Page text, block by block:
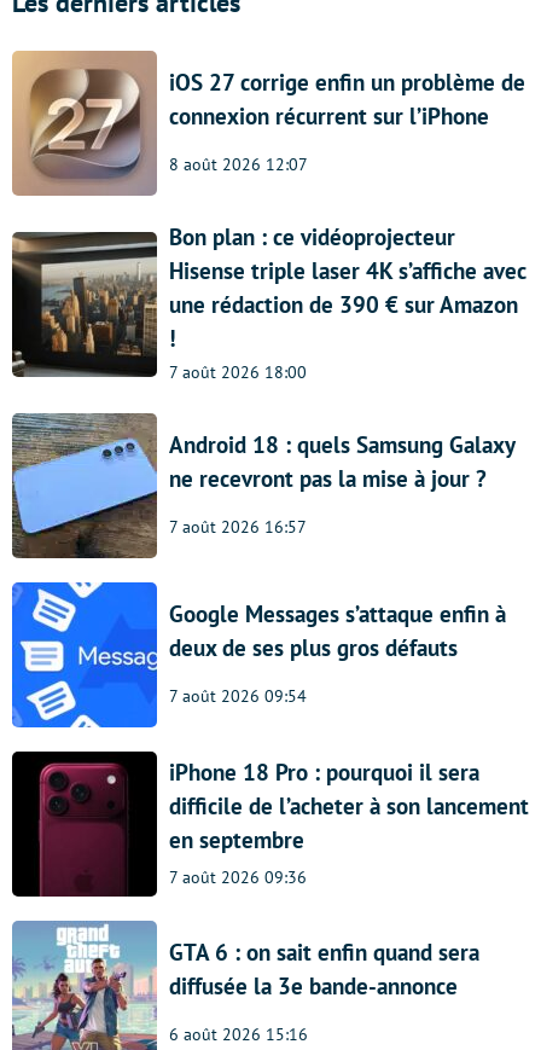
iOS 27 corrige enfin un problème de
connexion récurrent sur l’iPhone
8 août 2026 12:07
Bon plan : ce vidéoprojecteur
Hisense triple laser 4K s’affiche avec
une rédaction de 390 € sur Amazon
!
7 août 2026 18:00
Android 18 : quels Samsung Galaxy
ne recevront pas la mise à jour ?
7 août 2026 16:57
Google Messages s’attaque enfin à
deux de ses plus gros défauts
7 août 2026 09:54
iPhone 18 Pro : pourquoi il sera
difficile de l’acheter à son lancement
en septembre
7 août 2026 09:36
GTA 6 : on sait enfin quand sera
diffusée la 3e bande-annonce
6 août 2026 15:16